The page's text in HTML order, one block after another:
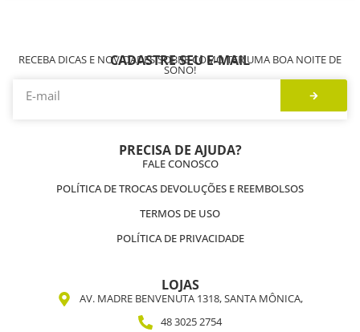
CADASTRE SEU E-MAIL
RECEBA DICAS E NOVIDADES SOBRE COMO TER UMA BOA NOITE DE
SONO!
PRECISA DE AJUDA?
FALE CONOSCO
POLÍTICA DE TROCAS DEVOLUÇÕES E REEMBOLSOS
TERMOS DE USO
POLÍTICA DE PRIVACIDADE
LOJAS
AV. MADRE BENVENUTA 1318, SANTA MÔNICA,
48 3025 2754